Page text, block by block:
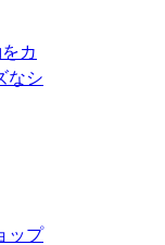
カ
なシ
ップ